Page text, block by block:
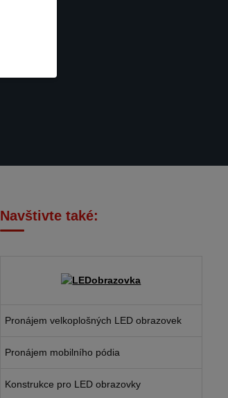
Navštivte také:
Pronájem velkoplošných LED obrazovek
Pronájem mobilního pódia
Konstrukce pro LED obrazovky